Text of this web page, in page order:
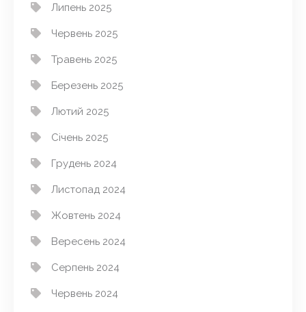
Липень 2025
Червень 2025
Травень 2025
Березень 2025
Лютий 2025
Січень 2025
Грудень 2024
Листопад 2024
Жовтень 2024
Вересень 2024
Серпень 2024
Червень 2024